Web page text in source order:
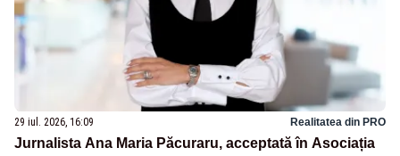
29 iul. 2026, 16:09 Realitatea din PRO
Jurnalista Ana Maria Păcuraru, acceptată în Asociația